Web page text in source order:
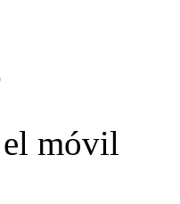
el móvil